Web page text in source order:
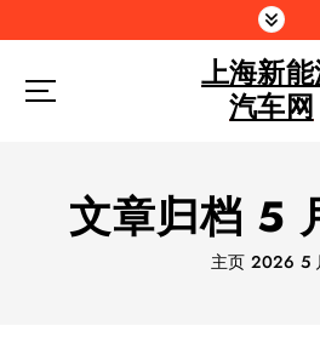
到
上海新
汽车网
文章归档 5
主页 2026 5